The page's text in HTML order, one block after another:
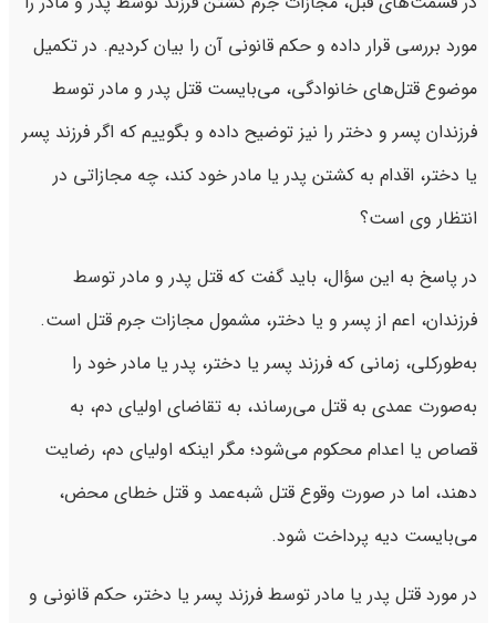
مورد بررسی قرار داده و حکم قانونی آن را بیان کردیم. در تکمیل
موضوع قتل‌های خانوادگی، می‌بایست قتل پدر و مادر توسط
فرزندان پسر و دختر را نیز توضیح داده و بگوییم که اگر فرزند پسر
یا دختر، اقدام به کشتن پدر یا مادر خود کند، چه مجازاتی در
انتظار وی است؟
در پاسخ به این سؤال، باید گفت که قتل پدر و مادر توسط
فرزندان، اعم از پسر و یا دختر، مشمول مجازات جرم قتل است.
به‌طورکلی، زمانی که فرزند پسر یا دختر، پدر یا مادر خود را
به‌صورت عمدی به قتل می‌رساند، به تقاضای اولیای دم، به
قصاص یا اعدام محکوم می‌شود؛ مگر اینکه اولیای دم، رضایت
دهند، اما در صورت وقوع قتل شبه‌عمد و قتل خطای محض،
می‌بایست دیه پرداخت شود.
در مورد قتل پدر یا مادر توسط فرزند پسر یا دختر، حکم قانونی و